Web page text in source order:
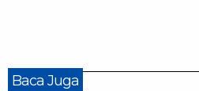
Baca Juga